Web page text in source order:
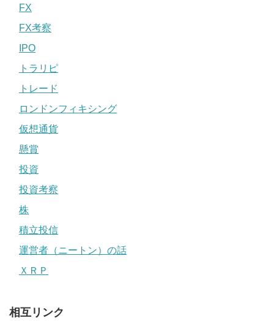
FX
FX考察
IPO
トラリピ
トレード
ロンドンフィキシング
仮想通貨
懸賞
投資
投資考察
株
積立投信
運営者（ニートン）の話
ＸＲＰ
相互リンク